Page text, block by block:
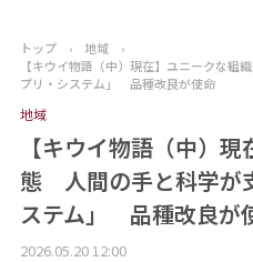
ニュース
おすすめコンテンツ
出版物
会社概要
トップ › 地域
›
【キウイ物語（中）現在】ユニークな
プリ・システム」 品種改良が使命
地域
【キウイ物語（中）
態 人間の手と科学が
ステム」 品種改良が
2026.05.20 12:00